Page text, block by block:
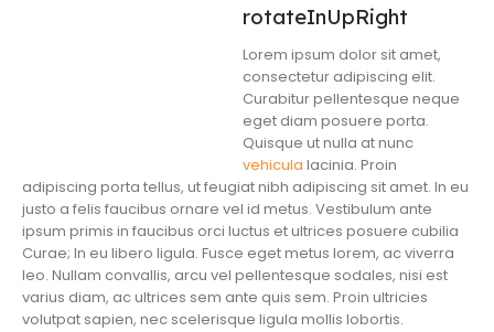
rotateInUpRight
Lorem ipsum dolor sit amet,
consectetur adipiscing elit.
Curabitur pellentesque neque
eget diam posuere porta.
Quisque ut nulla at nunc
vehicula lacinia. Proin
adipiscing porta tellus, ut feugiat nibh adipiscing sit amet. In eu
justo a felis faucibus ornare vel id metus. Vestibulum ante
ipsum primis in faucibus orci luctus et ultrices posuere cubilia
Curae; In eu libero ligula. Fusce eget metus lorem, ac viverra
leo. Nullam convallis, arcu vel pellentesque sodales, nisi est
varius diam, ac ultrices sem ante quis sem. Proin ultricies
volutpat sapien, nec scelerisque ligula mollis lobortis.